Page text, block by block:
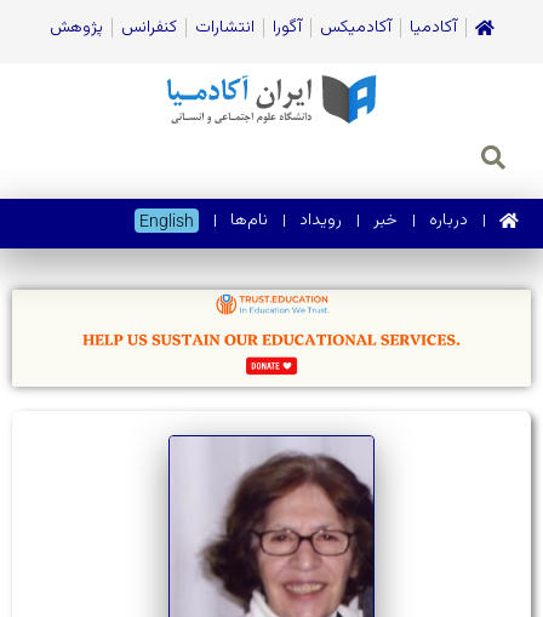
آکادمیا آکادمیکس آگورا انتشارات کنفرانس پژوهش
درباره خبر رویداد نام‌ها English